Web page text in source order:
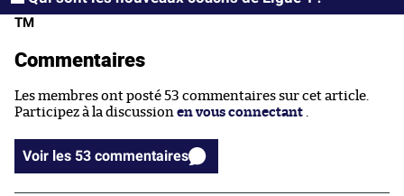
TM
Commentaires
Les membres ont posté 53 commentaires sur cet article.
Participez à la discussion en vous connectant
Voir les 53 commentaires